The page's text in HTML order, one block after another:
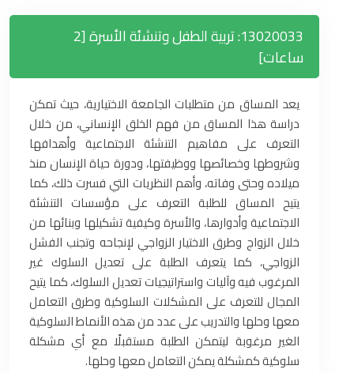
13020033: تربية الطفل وتنشئة الأسرة [2
ساعات]
يعد المساق من متطلبات الجامعة الاختيارية، حيث تمكن
دراسة هذا المساق من فهم الخلق الإنساني، من خلال
التعرف على مفاهيم التنشئة الاجتماعية وأهدافها
وشروطها وخصائصها ووظيفتها، ودورة حياة الإنسان منذ
ميلاده وحتى وفاته، وأهم النظريات التي فسرت ذلك، كما
يتيح المساق للطلبة التعرف على مؤسسات التنشئة
الاجتماعية وأدوارها، والأسرة وكيفية تشكيلها وبنائها من
خلال الزواج وطرق الاختيار الزواجي لإنجاحه وتجنب الفشل
الزواجي، كما يتعرف الطلبة على تعديل السلوك غير
المرغوب فيه وآليات واستراتيجيات تعديل السلوك، كما يتيح
المجال للتعرف على المشكلات السلوكية وطرق التعامل
معها وحلها والتدريب على عدد من هذه الأنماط السلوكية
الغير مرغوبة ليتمكن الطلبة مستقبلًا مع أي مشكلة
سلوكية كمشكلة يمكن التعامل معها وحلها.